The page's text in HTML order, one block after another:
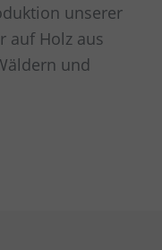
unserer
auf Holz aus
und